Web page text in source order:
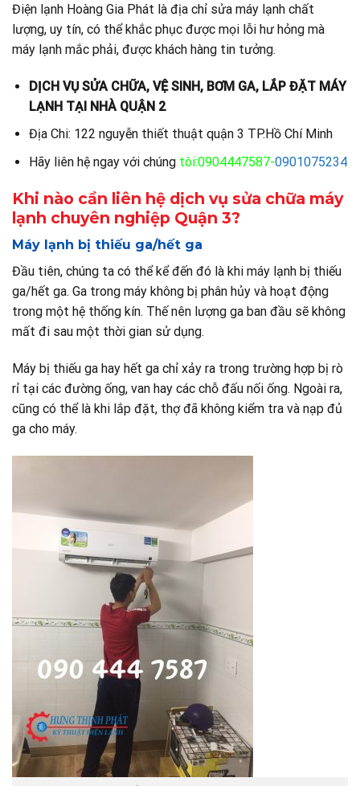
Điện lạnh Hoàng Gia Phát là địa chỉ sửa máy lạnh chất
lượng, uy tín, có thể khắc phục được mọi lỗi hư hỏng mà
máy lạnh mắc phải, được khách hàng tin tưởng.
DỊCH VỤ SỬA CHỮA, VỆ SINH, BƠM GA, LẮP ĐẶT MÁY
LẠNH TẠI NHÀ QUẬN 2
Địa Chi: 122 nguyễn thiết thuật quận 3 TP.Hồ Chí Minh
Hãy liên hệ ngay với chúng tôi:0904447587-0901075234
Khi nào cần liên hệ dịch vụ sửa chữa máy
lạnh chuyên nghiệp Quận 3?
Máy lạnh bị thiếu ga/hết ga
Đầu tiên, chúng ta có thể kể đến đó là khi máy lạnh bị thiếu
ga/hết ga. Ga trong máy không bị phân hủy và hoạt động
trong một hệ thống kín. Thế nên lượng ga ban đầu sẽ không
mất đi sau một thời gian sử dụng.
Máy bị thiếu ga hay hết ga chỉ xảy ra trong trường hợp bị rò
rỉ tại các đường ống, van hay các chỗ đấu nối ống. Ngoài ra,
cũng có thể là khi lắp đặt, thợ đã không kiểm tra và nạp đủ
ga cho máy.